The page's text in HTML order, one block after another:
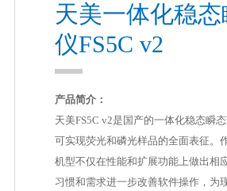
天美一体化稳
仪FS5C v2
产品简介：
天美FS5C v2是国产的一体化稳态瞬
可实现荧光和磷光样品的全面表征。
机型不仅在性能和扩展功能上做出相
习惯和需求进一步改善软件操作，为